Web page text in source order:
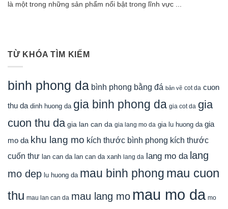
là một trong những sản phẩm nổi bật trong lĩnh vực ...
TỪ KHÓA TÌM KIẾM
binh phong da bình phong bằng đá bản vẽ cot da cuon
thu da dinh huong da gia binh phong da gia cot da gia
cuon thu da gia lan can da gia lang mo da gia lu huong da gia
mo da khu lang mo kích thước bình phong kích thước
cuốn thư lan can da lan can da xanh lang da lang mo da lang
mo dep lu huong da mau binh phong mau cuon
thu mau lan can da mau lang mo mau mo da mo